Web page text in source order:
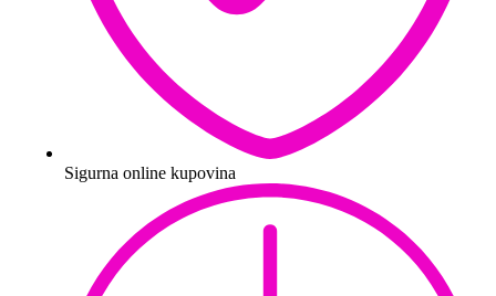
Sigurna online kupovina